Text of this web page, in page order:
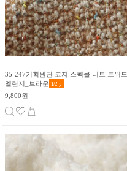
35-247기획원단 코지 스펙클 니트 트위드
멜란지_브라운 1/2 y
9,800원